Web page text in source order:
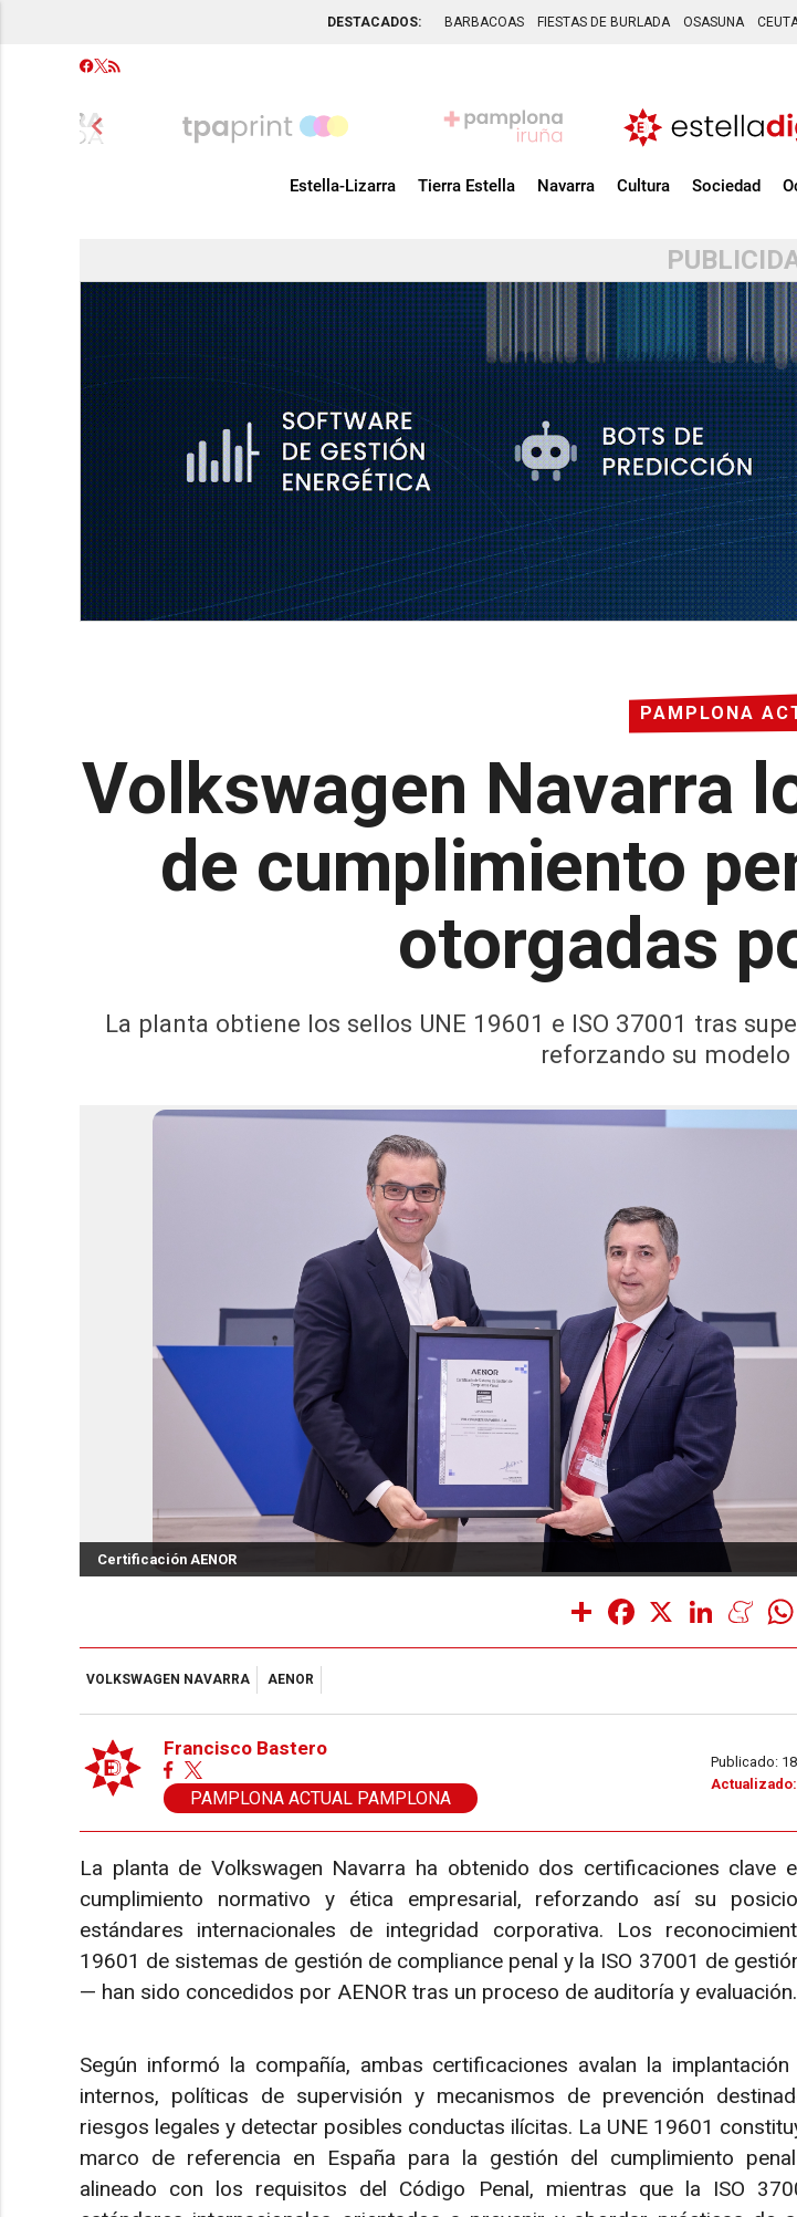
DESTACADOS: BARBACOAS FIESTAS DE BURLADA OSASUNA
chevron_left
Estella-Lizarra Tierra Estella Navarra Cultura Sociedad
PAMPLONA
Volkswagen Navarra
de cumplimiento
otorgadas
La planta obtiene los sellos UNE 19601 e ISO 37001 tras
reforzando su
Certificación AENOR
Share Facebook LinkedIn
VOLKSWAGEN NAVARRA AENOR
Francisco Bastero
PAMPLONA ACTUAL PAMPLONA
Publicado:
Actualizado:
La planta de Volkswagen Navarra ha obtenido dos certificaciones clave
cumplimiento normativo y ética empresarial, reforzando así su
estándares internacionales de integridad corporativa. Los
19601 de sistemas de gestión de compliance penal y la ISO 37001 de
— han sido concedidos por AENOR tras un proceso de auditoría y evaluación.
Según informó la compañía, ambas certificaciones avalan la
internos, políticas de supervisión y mecanismos de prevención
riesgos legales y detectar posibles conductas ilícitas. La UNE 19601
marco de referencia en España para la gestión del cumplimiento
alineado con los requisitos del Código Penal, mientras que la ISO